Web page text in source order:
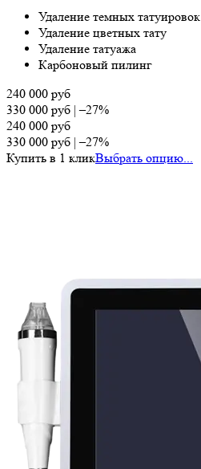
Удаление темных татуировок
Удаление цветных тату
Удаление татуажа
Карбоновый пилинг
240 000 руб
330 000 руб |–27%
240 000 руб
330 000 руб |–27%
Купить в 1 кликВыбрать опцию...